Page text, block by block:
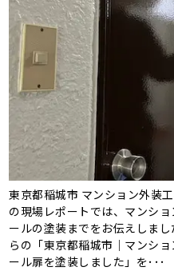
東京都稲城市 マンション外装
の現場レポートでは、マンシ
ールの塗装までをお伝えしま
らの「東京都稲城市｜マンシ
ール扉を塗装しました」を･･･